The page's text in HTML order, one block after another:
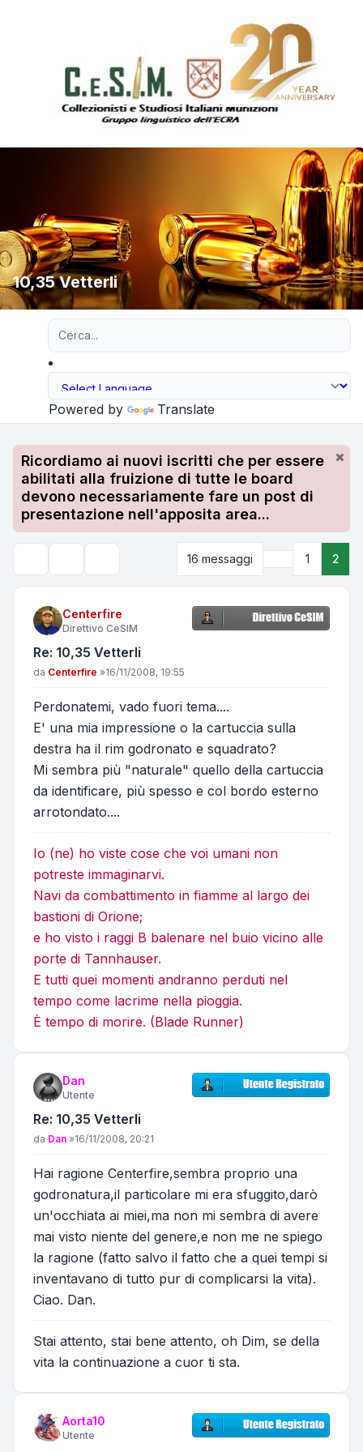
10,35 Vetterli
Powered by Translate
Ricordiamo ai nuovi iscritti che per essere
abilitati alla fruizione di tutte le board
devono necessariamente fare un post di
presentazione nell'apposita area...
16 messaggi Precedente
1 2
Centerfire
Direttivo CeSIM
Re: 10,35 Vetterli
Messaggio
da Centerfire »16/11/2008, 19:55
Perdonatemi, vado fuori tema....
E' una mia impressione o la cartuccia sulla
destra ha il rim godronato e squadrato?
Mi sembra più "naturale" quello della cartuccia
da identificare, più spesso e col bordo esterno
arrotondato....
Io (ne) ho viste cose che voi umani non
potreste immaginarvi.
Navi da combattimento in fiamme al largo dei
bastioni di Orione;
e ho visto i raggi B balenare nel buio vicino alle
porte di Tannhauser.
E tutti quei momenti andranno perduti nel
tempo come lacrime nella pioggia.
È tempo di morire. (Blade Runner)
Dan
Utente
Re: 10,35 Vetterli
Messaggio
da Dan »16/11/2008, 20:21
Hai ragione Centerfire,sembra proprio una
godronatura,il particolare mi era sfuggito,darò
un'occhiata ai miei,ma non mi sembra di avere
mai visto niente del genere,e non me ne spiego
la ragione (fatto salvo il fatto che a quei tempi si
inventavano di tutto pur di complicarsi la vita).
Ciao. Dan.
Stai attento, stai bene attento, oh Dim, se della
vita la continuazione a cuor ti sta.
Aorta10
Utente